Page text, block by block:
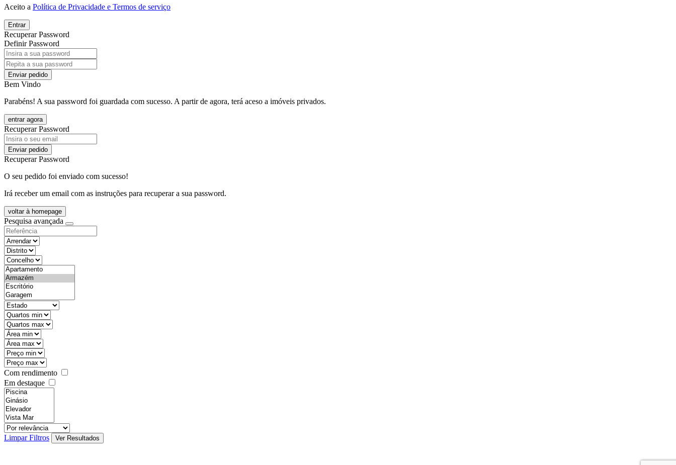
Aceito a Política de Privacidade e Termos de serviço
Entrar
Recuperar Password
Definir Password
Enviar pedido
Bem Vindo
Parabéns! A sua password foi guardada com sucesso. A partir de agora, terá aceso a imóveis privados.
entrar agora
Recuperar Password
Enviar pedido
Recuperar Password
O seu pedido foi enviado com sucesso!
Irá receber um email com as instruções para recuperar a sua password.
voltar à homepage
Pesquisa avançada
objective
districtId
countyId
types
state
mintypo
maxtypo
minarea
maxarea
minprice
maxprice
Com rendimento
Em destaque
features
realestateOrder
Limpar Filtros
Ver Resultados